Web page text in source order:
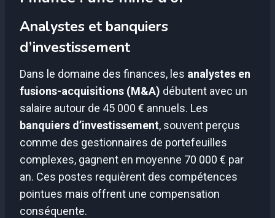
Analystes et banquiers
d’investissement
Dans le domaine des finances, les analystes en
fusions-acquisitions (M&A) débutent avec un
salaire autour de 45 000 € annuels. Les
banquiers d’investissement, souvent perçus
comme des gestionnaires de portefeuilles
complexes, gagnent en moyenne 70 000 € par
an. Ces postes requièrent des compétences
pointues mais offrent une compensation
conséquente.